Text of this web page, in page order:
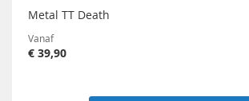
Metal TT Death
Vanaf
€ 39,90